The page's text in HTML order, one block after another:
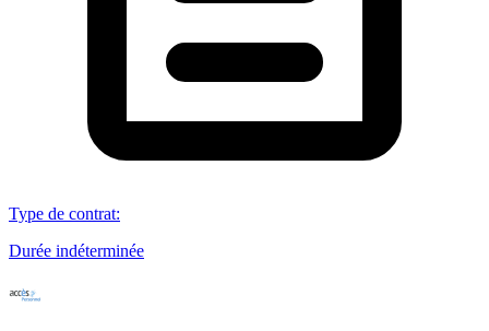
Type de contrat:
Durée indéterminée